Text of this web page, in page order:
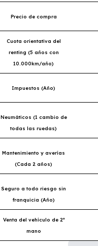
Precio de compra
Cuota orientativa del
renting (5 años con
10.000km/año)
Impuestos (Año)
Neumáticos (1 cambio de
todas las ruedas)
Mantenimiento y averías
(Cada 2 años)
Seguro a todo riesgo sin
franquicia (Año)
Venta del vehículo de 2ª
mano